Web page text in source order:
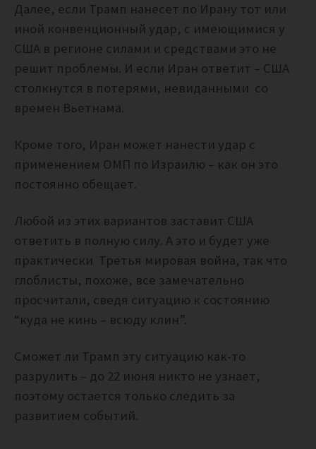
Далее, если Трамп нанесет по Ирану тот или
иной конвенционный удар, с имеющимися у
США в регионе силами и средствами это не
решит проблемы. И если Иран ответит – США
столкнутся в потерями, невиданными со
времен Вьетнама.
Кроме того, Иран может нанести удар с
применением ОМП по Израилю – как он это
постоянно обещает.
Любой из этих вариантов заставит США
ответить в полную силу. А это и будет уже
практически Третья мировая война, так что
глоблисты, похоже, все замечательно
просчитали, сведя ситуацию к состоянию
“куда не кинь – всюду клин”.
Сможет ли Трамп эту ситуацию как-то
разрулить – до 22 июня никто не узнает,
поэтому остается только следить за
развитием событий.